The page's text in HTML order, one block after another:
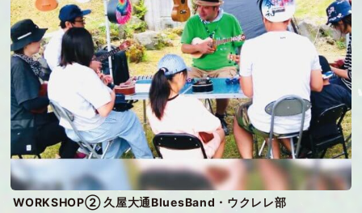
WORKSHOP② 久屋大通BluesBand・ウクレレ部